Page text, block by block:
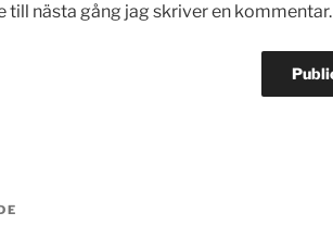
till nästa gång jag skriver en kommentar.